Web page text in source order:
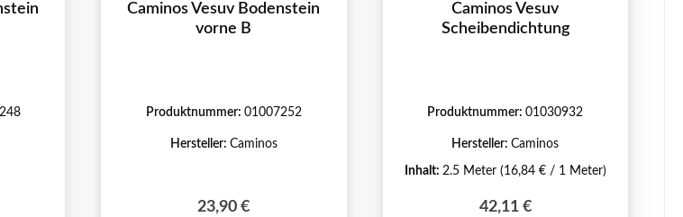
Caminos Vesuv Bodenstein
vorne B
Produktnummer: 01007252
Hersteller: Caminos
Regulärer Preis:
23,90 €
Caminos Vesuv
Scheibendichtung
Produktnummer:01030932
Hersteller:Caminos
Inhalt: 2.5 Meter (16,84 € / 1 Meter)
Regulärer Preis:
42,11 €